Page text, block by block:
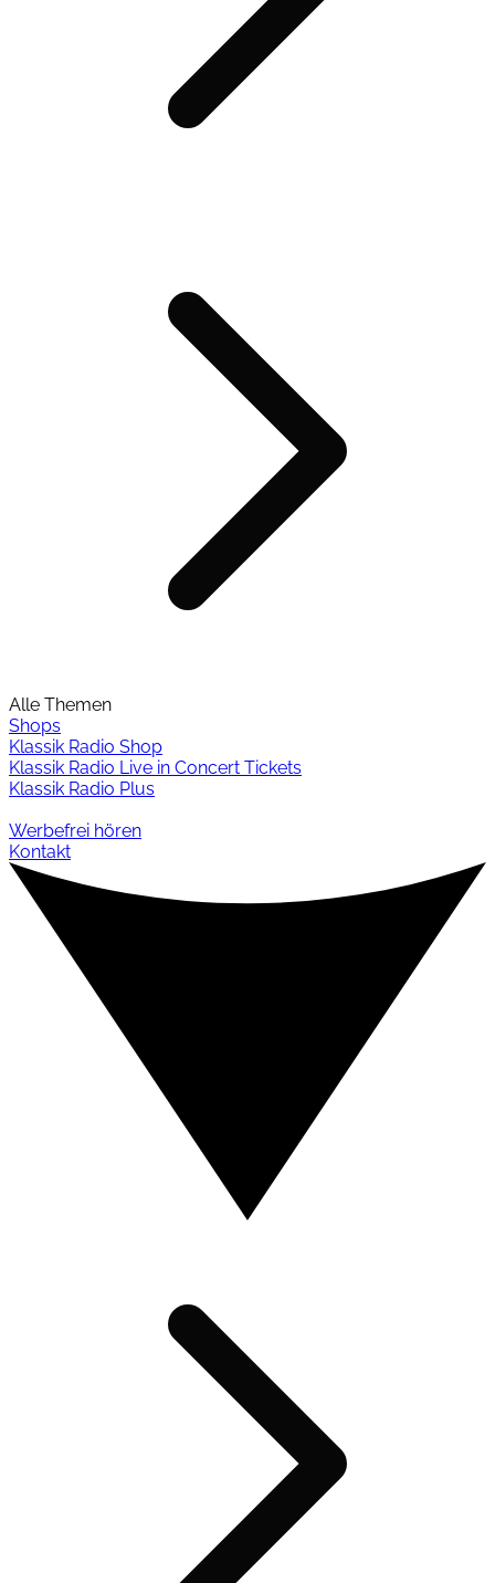
Alle Themen
Shops
Klassik Radio Shop
Klassik Radio Live in Concert Tickets
Klassik Radio Plus
Werbefrei hören
Kontakt